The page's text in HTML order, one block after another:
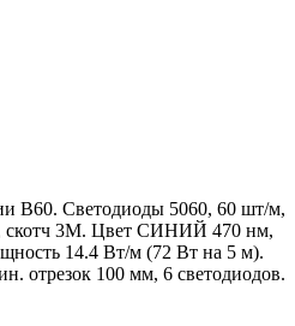
B60. Светодиоды 5060, 60 шт/м,
скотч 3M. Цвет СИНИЙ 470 нм,
14.4 Вт/м (72 Вт на 5 м).
отрезок 100 мм, 6 светодиодов.